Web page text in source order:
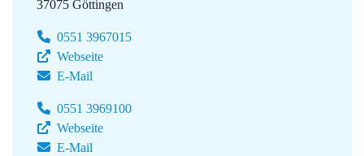
37075 Göttingen
0551 3967015
Webseite
E-Mail
0551 3969100
Webseite
E-Mail